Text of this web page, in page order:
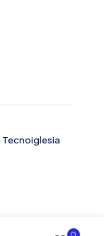
Tecnoiglesia